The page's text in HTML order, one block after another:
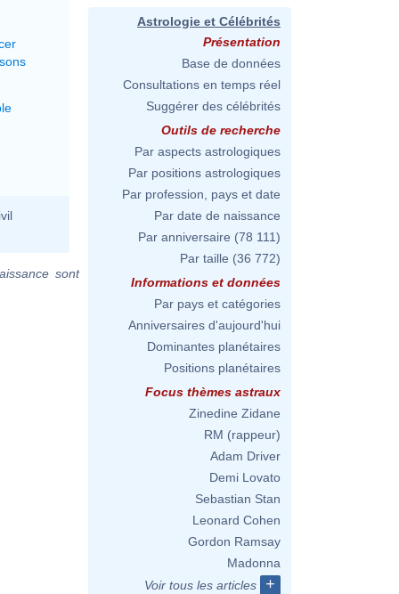
sont
Astrologie et Célébrités
Présentation
Base de données
Consultations en temps réel
Suggérer des célébrités
Outils de recherche
Par aspects astrologiques
Par positions astrologiques
Par profession, pays et date
Par date de naissance
Par anniversaire (78 111)
Par taille (36 772)
Informations et données
Par pays et catégories
Anniversaires d'aujourd'hui
Dominantes planétaires
Positions planétaires
Focus thèmes astraux
Zinedine Zidane
RM (rappeur)
Adam Driver
Demi Lovato
Sebastian Stan
Leonard Cohen
Gordon Ramsay
Madonna
Voir tous les articles
+